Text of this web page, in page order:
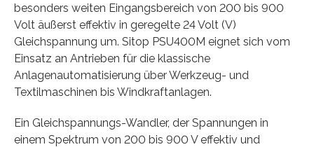
besonders weiten Eingangsbereich von 200 bis 900
Volt äußerst effektiv in geregelte 24 Volt (V)
Gleichspannung um. Sitop PSU400M eignet sich vom
Einsatz an Antrieben für die klassische
Anlagenautomatisierung über Werkzeug- und
Textilmaschinen bis Windkraftanlagen.
Ein Gleichspannungs-Wandler, der Spannungen in
einem Spektrum von 200 bis 900 V effektiv und